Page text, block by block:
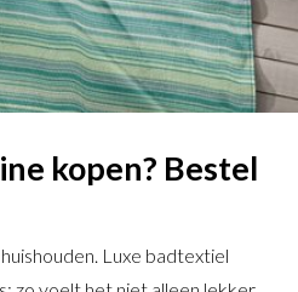
kopen? Bestel
Luxe badtextiel